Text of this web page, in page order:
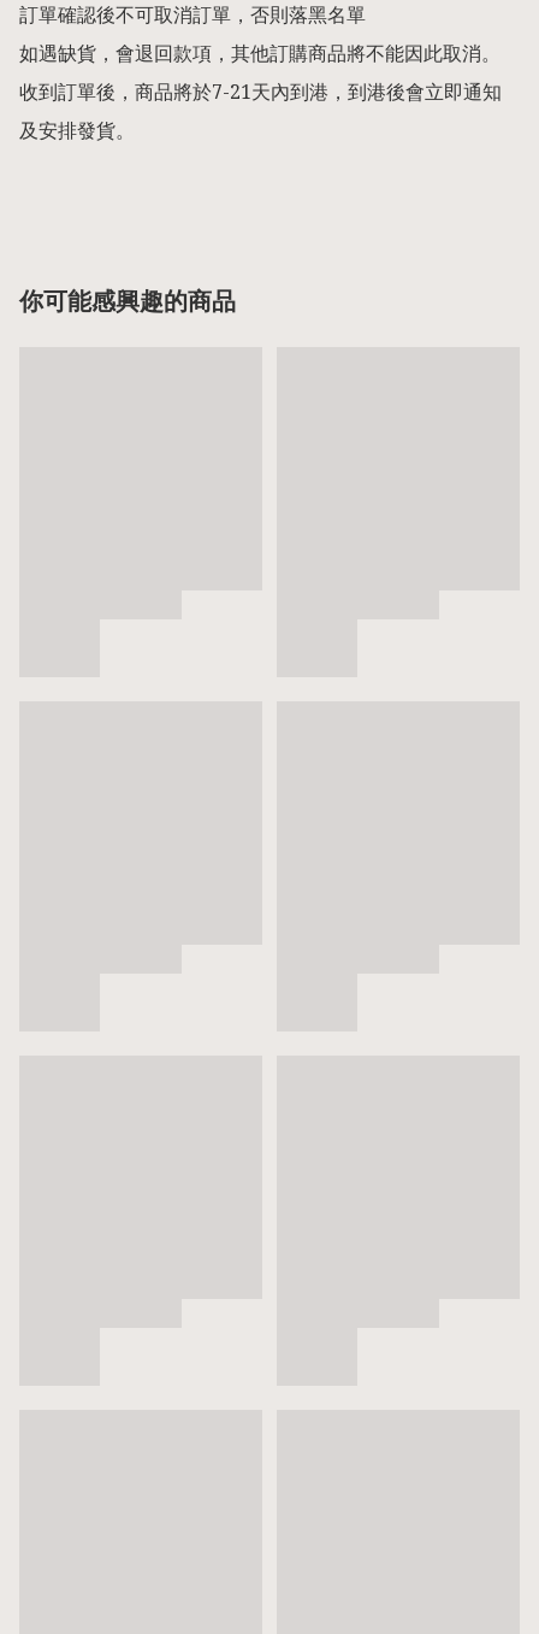
訂單確認後不可取消訂單，否則落黑名單
如遇缺貨，會退回款項，其他訂購商品將不能因此取消。
收到訂單後，商品將於7-21天內到港，到港後會立即通知
及安排發貨。
你可能感興趣的商品